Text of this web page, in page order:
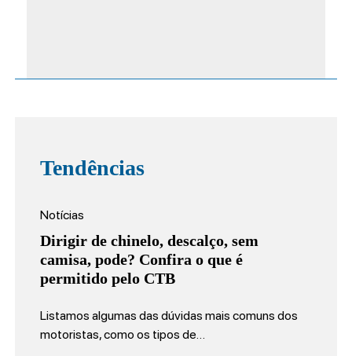
Tendências
Notícias
Dirigir de chinelo, descalço, sem
camisa, pode? Confira o que é
permitido pelo CTB
Listamos algumas das dúvidas mais comuns dos
motoristas, como os tipos de…